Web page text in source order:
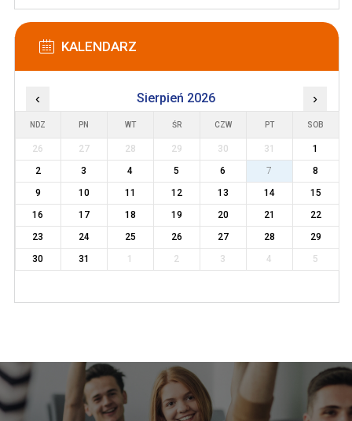
KALENDARZ
‹ Sierpień 2026 ›
NDZ PN WT ŚR CZW PT SOB
26 27 28 29 30 31
1
2
3 4 5 6 7
8
9
10 11 12 13 14
15
16
17 18 19 20 21
22
23
24 25 26 27 28
29
30
31 1 2 3 4 5